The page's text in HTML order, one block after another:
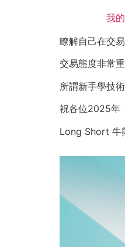
我
瞭解自己在交
交易態度非常
所謂新手學技
祝各位2025年
Long Short 牛